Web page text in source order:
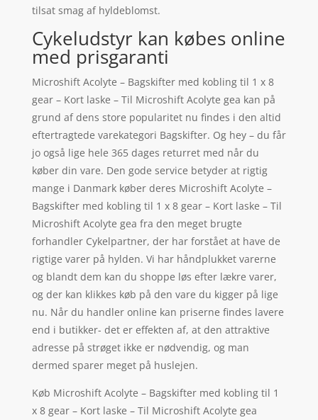
tilsat smag af hyldeblomst.
Cykeludstyr kan købes online
med prisgaranti
Microshift Acolyte – Bagskifter med kobling til 1 x 8
gear – Kort laske – Til Microshift Acolyte gea kan på
grund af dens store popularitet nu findes i den altid
eftertragtede varekategori Bagskifter. Og hey – du får
jo også lige hele 365 dages returret med når du
køber din vare. Den gode service betyder at rigtig
mange i Danmark køber deres Microshift Acolyte –
Bagskifter med kobling til 1 x 8 gear – Kort laske – Til
Microshift Acolyte gea fra den meget brugte
forhandler Cykelpartner, der har forstået at have de
rigtige varer på hylden. Vi har håndplukket varerne
og blandt dem kan du shoppe løs efter lækre varer,
og der kan klikkes køb på den vare du kigger på lige
nu. Når du handler online kan priserne findes lavere
end i butikker- det er effekten af, at den attraktive
adresse på strøget ikke er nødvendig, og man
dermed sparer meget på huslejen.
Køb Microshift Acolyte – Bagskifter med kobling til 1
x 8 gear – Kort laske – Til Microshift Acolyte gea